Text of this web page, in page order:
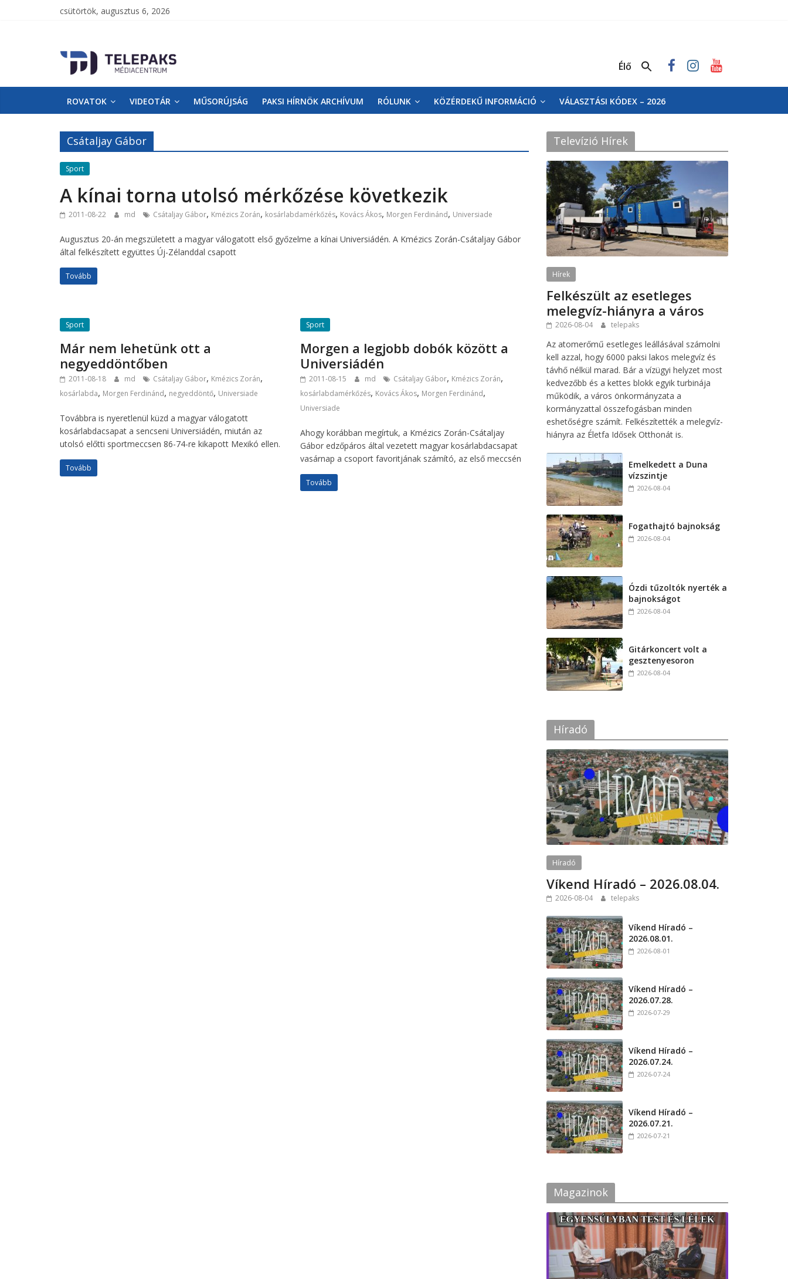
csütörtök, augusztus 6, 2026
TelePaks
Médiacentrum
TelePaks
Kistérségi
Televízió
honlapja
Élő
ROVATOK VIDEOTÁR MŰSORÚJSÁG PAKSI HÍRNÖK ARCHÍVUM RÓLUNK KÖZÉRDEKŰ INFORMÁCIÓ VÁLASZTÁSI KÓDEX – 2026
Csátaljay Gábor
Sport
A kínai torna utolsó mérkőzése következik
2011-08-22 md Csátaljay Gábor, Kmézics Zorán, kosárlabdamérkőzés, Kovács Ákos, Morgen Ferdinánd, Universiade
Augusztus 20-án megszületett a magyar válogatott első győzelme a kínai Universiádén. A Kmézics Zorán-Csátaljay Gábor
által felkészített együttes Új-Zélanddal csapott
Tovább
Sport
Már nem lehetünk ott a
negyeddöntőben
2011-08-18 md Csátaljay Gábor, Kmézics Zorán,
kosárlabda, Morgen Ferdinánd, negyeddöntő, Universiade
Továbbra is nyeretlenül küzd a magyar válogatott
kosárlabdacsapat a sencseni Universiádén, miután az
utolsó előtti sportmeccsen 86-74-re kikapott Mexikó ellen.
Tovább
Sport
Morgen a legjobb dobók között a
Universiádén
2011-08-15 md Csátaljay Gábor, Kmézics Zorán,
kosárlabdamérkőzés, Kovács Ákos, Morgen Ferdinánd,
Universiade
Ahogy korábban megírtuk, a Kmézics Zorán-Csátaljay
Gábor edzőpáros által vezetett magyar kosárlabdacsapat
vasárnap a csoport favoritjának számító, az első meccsén
Tovább
Televízió Hírek
Hírek
Felkészült az esetleges
melegvíz-hiányra a város
2026-08-04 telepaks
Az atomerőmű esetleges leállásával számolni
kell azzal, hogy 6000 paksi lakos melegvíz és
távhő nélkül marad. Bár a vízügyi helyzet most
kedvezőbb és a kettes blokk egyik turbinája
működik, a város önkormányzata a
kormányzattal összefogásban minden
eshetőségre számít. Felkészítették a melegvíz-
hiányra az Életfa Idősek Otthonát is.
Emelkedett a Duna
vízszintje
2026-08-04
Fogathajtó bajnokság
2026-08-04
Ózdi tűzoltók nyerték a
bajnokságot
2026-08-04
Gitárkoncert volt a
gesztenyesoron
2026-08-04
Híradó
Híradó
Víkend Híradó – 2026.08.04.
2026-08-04 telepaks
Víkend Híradó –
2026.08.01.
2026-08-01
Víkend Híradó –
2026.07.28.
2026-07-29
Víkend Híradó –
2026.07.24.
2026-07-24
Víkend Híradó –
2026.07.21.
2026-07-21
Magazinok